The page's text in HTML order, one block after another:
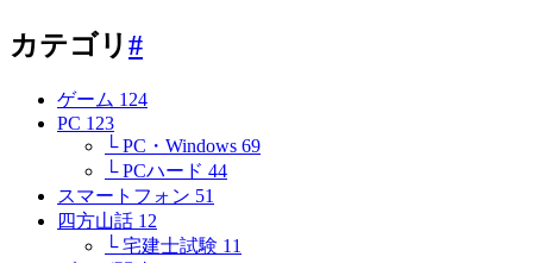
カテゴリ #
ゲーム 124
PC 123
└ PC・Windows 69
└ PCハード 44
スマートフォン 51
四方山話 12
└ 宅建士試験 11